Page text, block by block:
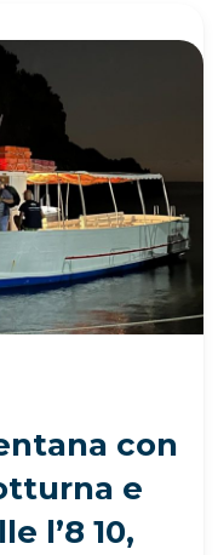
con
e
l’8 10,